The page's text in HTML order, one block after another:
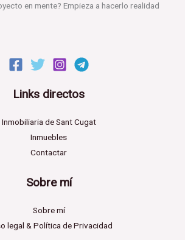
en mente? Empieza a hacerlo realidad
Links directos
Inmobiliaria de Sant Cugat
Inmuebles
Contactar
Sobre mí
Sobre mí
legal & Política de Privacidad